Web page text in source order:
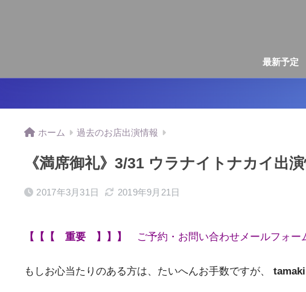
最新予定
ホーム 過去のお店出演情報
《満席御礼》3/31 ウラナイトナカイ出
2017年3月31日 2019年9月21日
【【【 重要 】】】 ご予約・お問い合わせメールフォー
もしお心当たりのある方は、たいへんお手数ですが、